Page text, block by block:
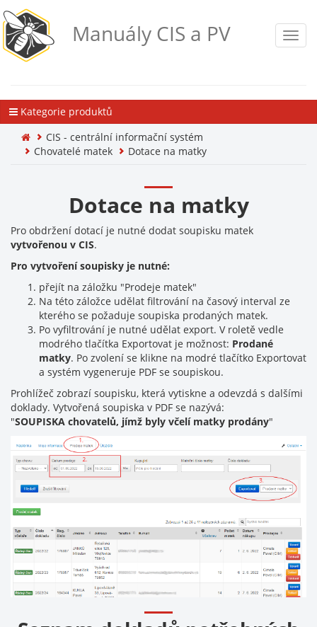
Manuály CIS a PV
Kategorie produktů
CIS - centrální informační systém
Chovatelé matek
Dotace na matky
Dotace na matky
Pro obdržení dotací je nutné dodat soupisku matek
vytvořenou v CIS.
Pro vytvoření soupisky je nutné:
přejít na záložku "Prodeje matek"
Na této záložce udělat filtrování na časový interval ze
kterého se požaduje soupiska prodaných matek.
Po vyfiltrování je nutné udělat export. V roletě vedle
modrého tlačítka Exportovat je možnost: Prodané
matky. Po zvolení se klikne na modré tlačítko Exportovat
a systém vygeneruje PDF se soupiskou.
Prohlížeč zobrazí soupisku, která vytiskne a odevzdá s dalšími
doklady. Vytvořená soupiska v PDF se nazývá:
"SOUPISKA chovatelů, jímž byly včelí matky prodány"